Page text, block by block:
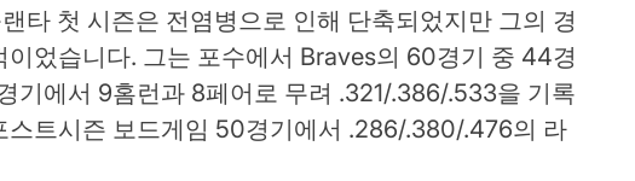
타 첫 시즌은 전염병으로 인해 단축되었지만 그의 경
이었습니다. 그는 포수에서 Braves의 60경기 중 44경
기에서 9홈런과 8페어로 무려 .321/.386/.533을 기록
스트시즌 보드게임 50경기에서 .286/.380/.476의 라